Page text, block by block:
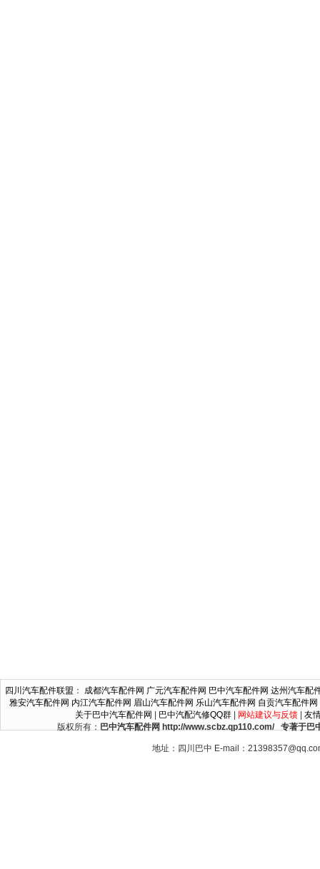
四川汽车配件联盟 ： 成都汽车配件网 广元汽车配件网 巴中汽车配件网 达州汽车配
雅安汽车配件网 内江汽车配件网 眉山汽车配件网 乐山汽车配件网 自贡汽车配件网
关于巴中汽车配件网
巴中汽配汽修QQ群| 网站建议与反馈| 友
版权所有： 巴中汽车配件网 http://www.scbz.qp110.com/ 专著于巴
地址：四川巴中 E-mail：